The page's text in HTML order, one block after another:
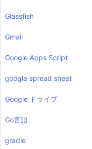
Glassfish
Gmail
Google Apps Script
google spread sheet
Google ドライブ
Go言語
gradle